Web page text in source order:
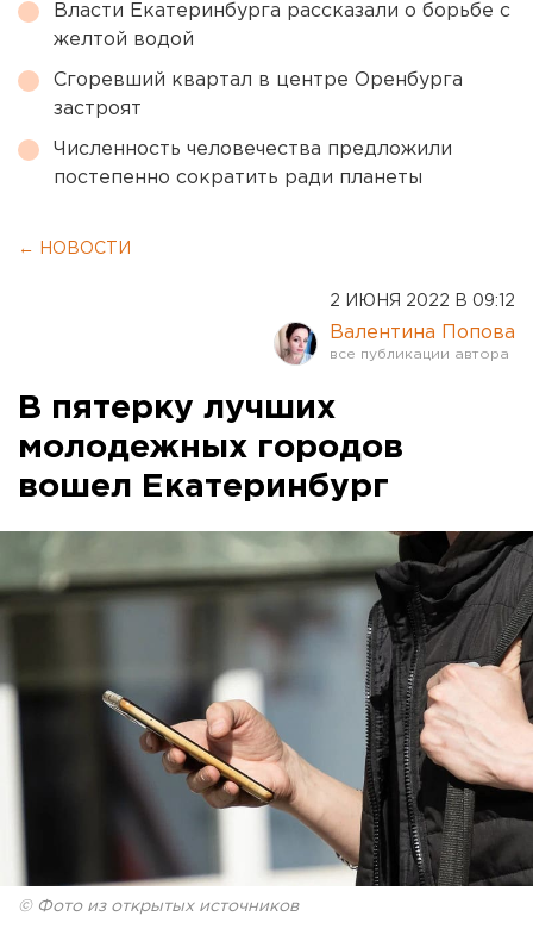
Власти Екатеринбурга рассказали о борьбе с
желтой водой
Сгоревший квартал в центре Оренбурга
застроят
Численность человечества предложили
постепенно сократить ради планеты
← НОВОСТИ
2 ИЮНЯ 2022 В 09:12
Валентина Попова
В пятерку лучших
молодежных городов
вошел Екатеринбург
© Фото из открытых источников